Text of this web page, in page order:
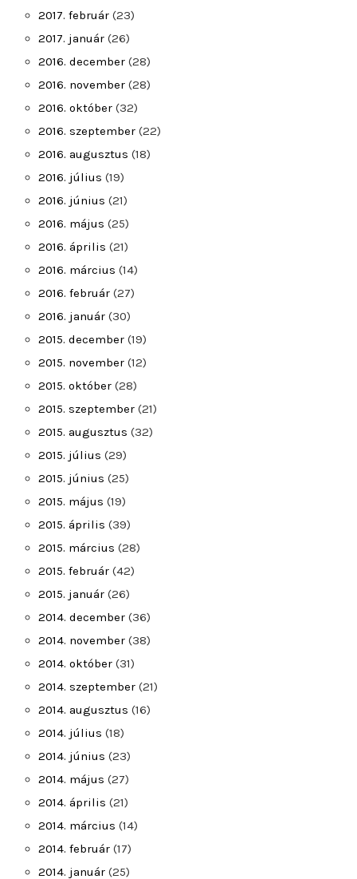
2017. február (23)
2017. január (26)
2016. december (28)
2016. november (28)
2016. október (32)
2016. szeptember (22)
2016. augusztus (18)
2016. július (19)
2016. június (21)
2016. május (25)
2016. április (21)
2016. március (14)
2016. február (27)
2016. január (30)
2015. december (19)
2015. november (12)
2015. október (28)
2015. szeptember (21)
2015. augusztus (32)
2015. július (29)
2015. június (25)
2015. május (19)
2015. április (39)
2015. március (28)
2015. február (42)
2015. január (26)
2014. december (36)
2014. november (38)
2014. október (31)
2014. szeptember (21)
2014. augusztus (16)
2014. július (18)
2014. június (23)
2014. május (27)
2014. április (21)
2014. március (14)
2014. február (17)
2014. január (25)